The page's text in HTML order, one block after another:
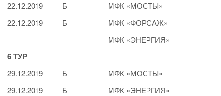
22.12.2019 Б
МФК «МОСТЫ»
22.12.2019
Б
МФК «ФОРСАЖ»
МФК «ЭНЕРГИЯ»
6 ТУР
29.12.2019 Б
МФК «МОСТЫ»
29.12.2019
Б
МФК «ЭНЕРГИЯ»